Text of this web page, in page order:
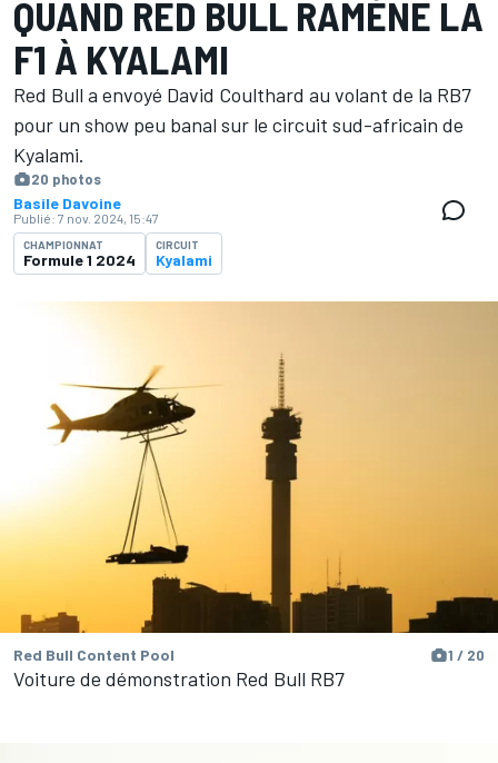
QUAND RED BULL RAMÈNE LA
F1 À KYALAMI
Red Bull a envoyé David Coulthard au volant de la RB7
pour un show peu banal sur le circuit sud-africain de
Kyalami.
20 photos
Basile Davoine
Publié: 7 nov. 2024, 15:47
CHAMPIONNAT
Formule 1 2024
CIRCUIT
Kyalami
Red Bull Content Pool 1 / 20
Voiture de démonstration Red Bull RB7